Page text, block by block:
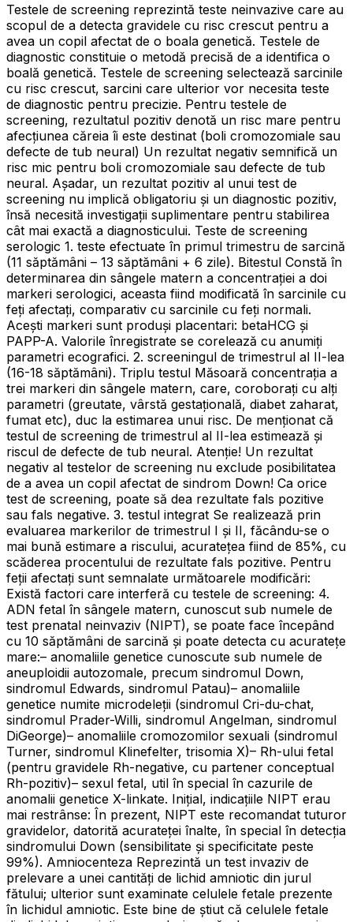
Testele de screening reprezintă teste neinvazive care au
scopul de a detecta gravidele cu risc crescut pentru a
avea un copil afectat de o boala genetică. Testele de
diagnostic constituie o metodă precisă de a identifica o
boală genetică. Testele de screening selectează sarcinile
cu risc crescut, sarcini care ulterior vor necesita teste
de diagnostic pentru precizie. Pentru testele de
screening, rezultatul pozitiv denotă un risc mare pentru
afecțiunea căreia îi este destinat (boli cromozomiale sau
defecte de tub neural) Un rezultat negativ semnifică un
risc mic pentru boli cromozomiale sau defecte de tub
neural. Așadar, un rezultat pozitiv al unui test de
screening nu implică obligatoriu și un diagnostic pozitiv,
însă necesită investigații suplimentare pentru stabilirea
cât mai exactă a diagnosticului. Teste de screening
serologic 1. teste efectuate în primul trimestru de sarcină
(11 săptămâni – 13 săptămâni + 6 zile). Bitestul Constă în
determinarea din sângele matern a concentrației a doi
markeri serologici, aceasta fiind modificată în sarcinile cu
feți afectați, comparativ cu sarcinile cu feți normali.
Acești markeri sunt produși placentari: betaHCG și
PAPP-A. Valorile înregistrate se corelează cu anumiți
parametri ecografici. 2. screeningul de trimestrul al II-lea
(16-18 săptămâni). Triplu testul Măsoară concentrația a
trei markeri din sângele matern, care, coroborați cu alți
parametri (greutate, vârstă gestațională, diabet zaharat,
fumat etc), duc la estimarea unui risc. De menționat că
testul de screening de trimestrul al II-lea estimează și
riscul de defecte de tub neural. Atenție! Un rezultat
negativ al testelor de screening nu exclude posibilitatea
de a avea un copil afectat de sindrom Down! Ca orice
test de screening, poate să dea rezultate fals pozitive
sau fals negative. 3. testul integrat Se realizează prin
evaluarea markerilor de trimestrul I și II, făcându-se o
mai bună estimare a riscului, acuratețea fiind de 85%, cu
scăderea procentului de rezultate fals pozitive. Pentru
feții afectați sunt semnalate următoarele modificări:
Există factori care interferă cu testele de screening: 4.
ADN fetal în sângele matern, cunoscut sub numele de
test prenatal neinvaziv (NIPT), se poate face începând
cu 10 săptămâni de sarcină și poate detecta cu acuratețe
mare:– anomaliile genetice cunoscute sub numele de
aneuploidii autozomale, precum sindromul Down,
sindromul Edwards, sindromul Patau)– anomaliile
genetice numite microdeleții (sindromul Cri-du-chat,
sindromul Prader-Willi, sindromul Angelman, sindromul
DiGeorge)– anomaliile cromozomilor sexuali (sindromul
Turner, sindromul Klinefelter, trisomia X)– Rh-ului fetal
(pentru gravidele Rh-negative, cu partener conceptual
Rh-pozitiv)– sexul fetal, util în special în cazurile de
anomalii genetice X-linkate. Inițial, indicațiile NIPT erau
mai restrânse: În prezent, NIPT este recomandat tuturor
gravidelor, datorită acurateței înalte, în special în detecția
sindromului Down (sensibilitate și specificitate peste
99%). Amniocenteza Reprezintă un test invaziv de
prelevare a unei cantități de lichid amniotic din jurul
fătului; ulterior sunt examinate celulele fetale prezente
în lichidul amniotic. Este bine de știut că celulele fetale